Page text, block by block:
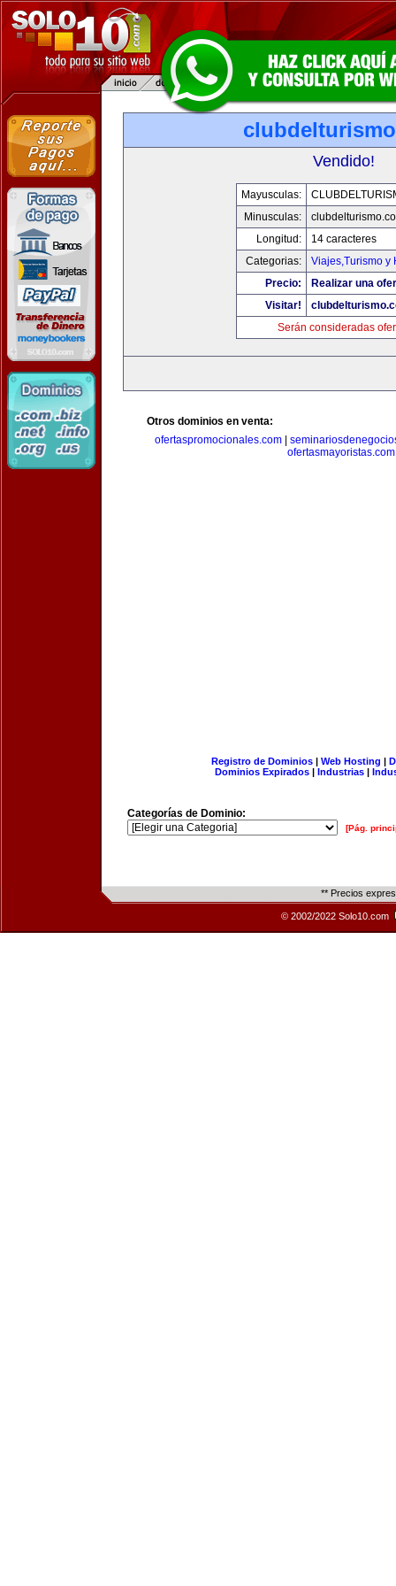
Vendido!
Mayusculas:
Minusculas:
Longitud:
14 caracteres
Categorias:
Viajes,Turismo y
Precio:
Realizar una
Visitar!
Serán consideradas
Otros dominios en venta:
ofertaspromocionales.com
ofertasmayoristas.com
Registro de Dominios| Web Hosting |
Dominios Expirados | Industrias |
Categorías de Dominio:
[Pág.
** Precios
© 2002/2022 Solo10.com